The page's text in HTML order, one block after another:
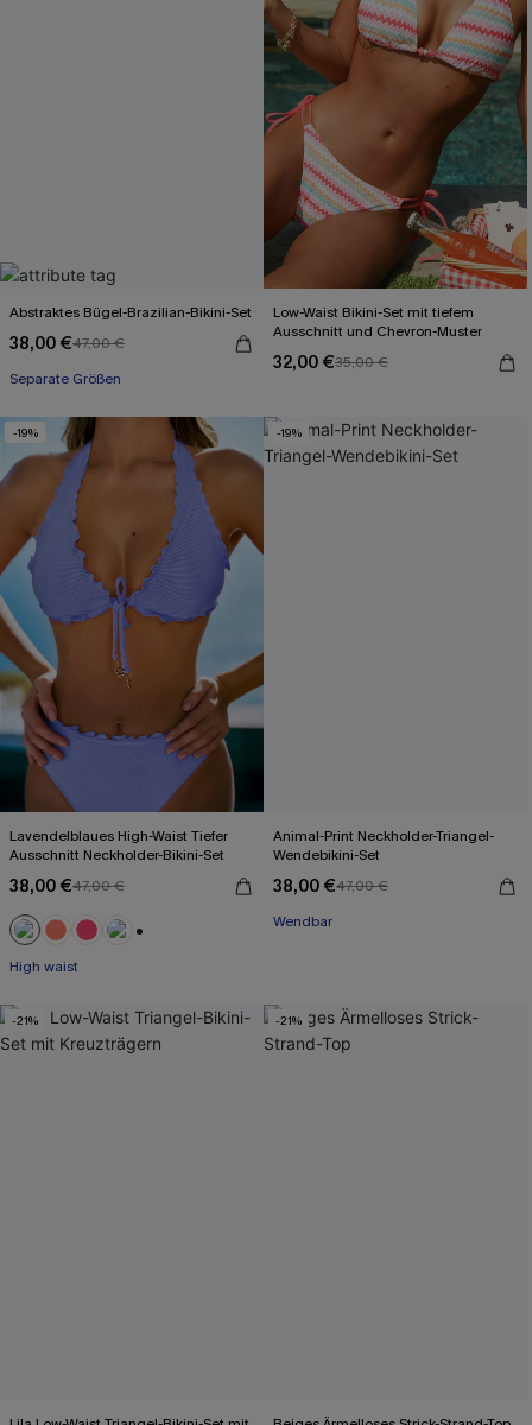
Abstraktes Bügel-Brazilian-Bikini-Set
38,00 €47,00 €
Separate Größen
Low-Waist Bikini-Set mit tiefem
Ausschnitt und Chevron-Muster
32,00 €35,00 €
-19%
Lavendelblaues High-Waist Tiefer
Ausschnitt Neckholder-Bikini-Set
38,00 €47,00 €
High waist
-19%
Animal-Print Neckholder-Triangel-
Wendebikini-Set
38,00 €47,00 €
Wendbar
-21% -21%